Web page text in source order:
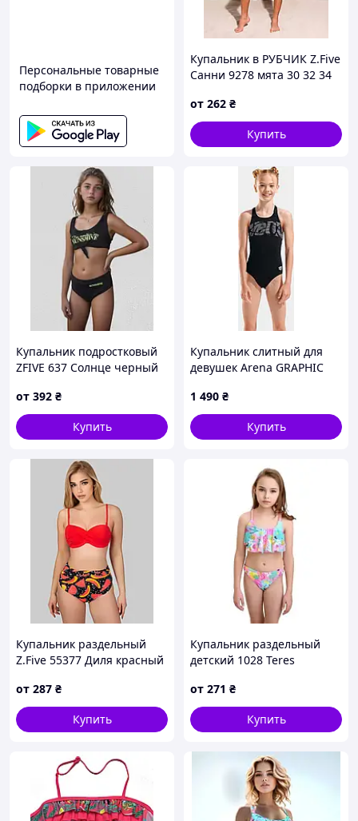
Персональные товарные
подборки в приложении
Купальник в РУБЧИК Z.Five
Санни 9278 мята 30 32 34
от 262 ₴
Купить
Купальник подростковый
ZFIVE 637 Солнце черный
от 392 ₴
Купить
Купальник слитный для
девушек Arena GRAPHIC
белый Дит 128 см
1 490 ₴
Купить
Купальник раздельный
Z.Five 55377 Диля красный
от 287 ₴
Купить
Купальник раздельный
детский 1028 Teres
размеры
от 271 ₴
Купить